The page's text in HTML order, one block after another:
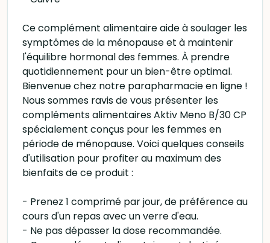
Ce complément alimentaire aide à soulager les
symptômes de la ménopause et à maintenir
l'équilibre hormonal des femmes. À prendre
quotidiennement pour un bien-être optimal.
Bienvenue chez notre parapharmacie en ligne !
Nous sommes ravis de vous présenter les
compléments alimentaires Aktiv Meno B/30 CP
spécialement conçus pour les femmes en
période de ménopause. Voici quelques conseils
d'utilisation pour profiter au maximum des
bienfaits de ce produit :
- Prenez 1 comprimé par jour, de préférence au
cours d'un repas avec un verre d'eau.
- Ne pas dépasser la dose recommandée.